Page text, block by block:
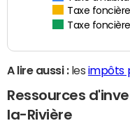
Taxe
Taxe
A lire aussi :les impôts
Ressources
la-Rivière